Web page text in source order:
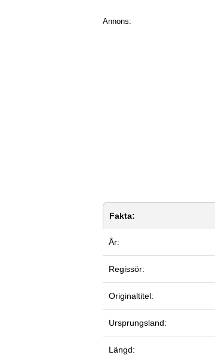
Annons:
Fakta:
År:
Regissör:
Originaltitel:
Ursprungsland:
Längd: